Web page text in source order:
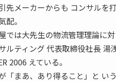
先メーカーからも コンサルを
配。
では大先生の物流管理理論に
ルティング 代表取締役社長 湯
2006 えている。
「まあ、あり得ること」と い